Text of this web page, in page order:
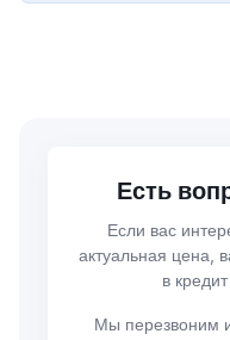
Есть
Если вас
актуальная цена,
в
Мы перезвоним